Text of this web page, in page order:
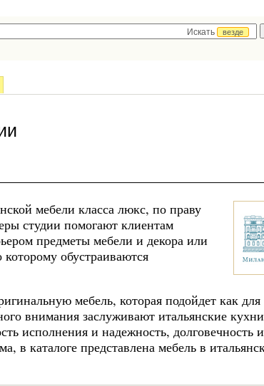
Искать
везде
мебели класса люкс, по праву
студии помогают клиентам
предметы мебели и декора или
обустраиваются
мебель, которая подойдет как для
внимания заслуживают итальянские
исполнения и надежность, долговечность и
в каталоге представлена мебель в